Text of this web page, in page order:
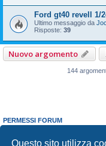
Questo sito utilizza
Ford gt40 revell 1/
Ultimo messaggio da
Risposte: 39
Nuovo argomento
144
PERMESSI FORUM
Non puoirispondere negli